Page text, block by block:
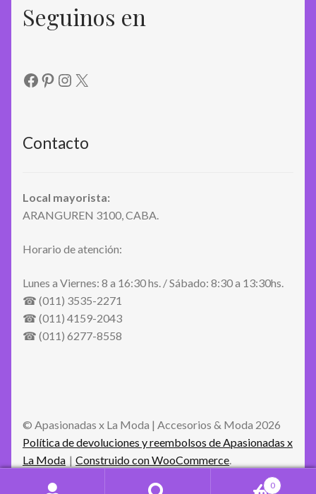
Seguinos en
Facebook
Pinterest
Instagram
X
Contacto
Local mayorista:
ARANGUREN 3100, CABA.
Horario de atención:
Lunes a Viernes: 8 a 16:30 hs. / Sábado: 8:30 a 13:30hs.
☎ (011) 3535-2271
☎ (011) 4159-2043
☎ (011) 6277-8558
© Apasionadas x La Moda | Accesorios & Moda 2026
Política de devoluciones y reembolsos de Apasionadas x
La Moda
Construido con WooCommerce.
0